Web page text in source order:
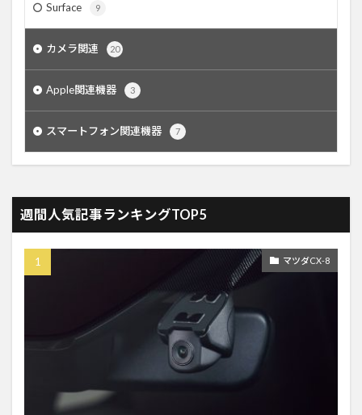
Surface 9
カメラ関連 20
Apple関連機器 3
スマートフォン関連機器 7
週間人気記事ランキングTOP5
マツダCX-8